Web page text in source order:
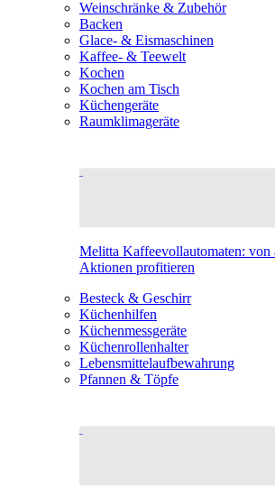
Weinschränke & Zubehör
Backen
Glace- & Eismaschinen
Kaffee- & Teewelt
Kochen
Kochen am Tisch
Küchengeräte
Raumklimageräte
Melitta Kaffeevollautomaten: von
Aktionen profitieren
Besteck & Geschirr
Küchenhilfen
Küchenmessgeräte
Küchenrollenhalter
Lebensmittelaufbewahrung
Pfannen & Töpfe